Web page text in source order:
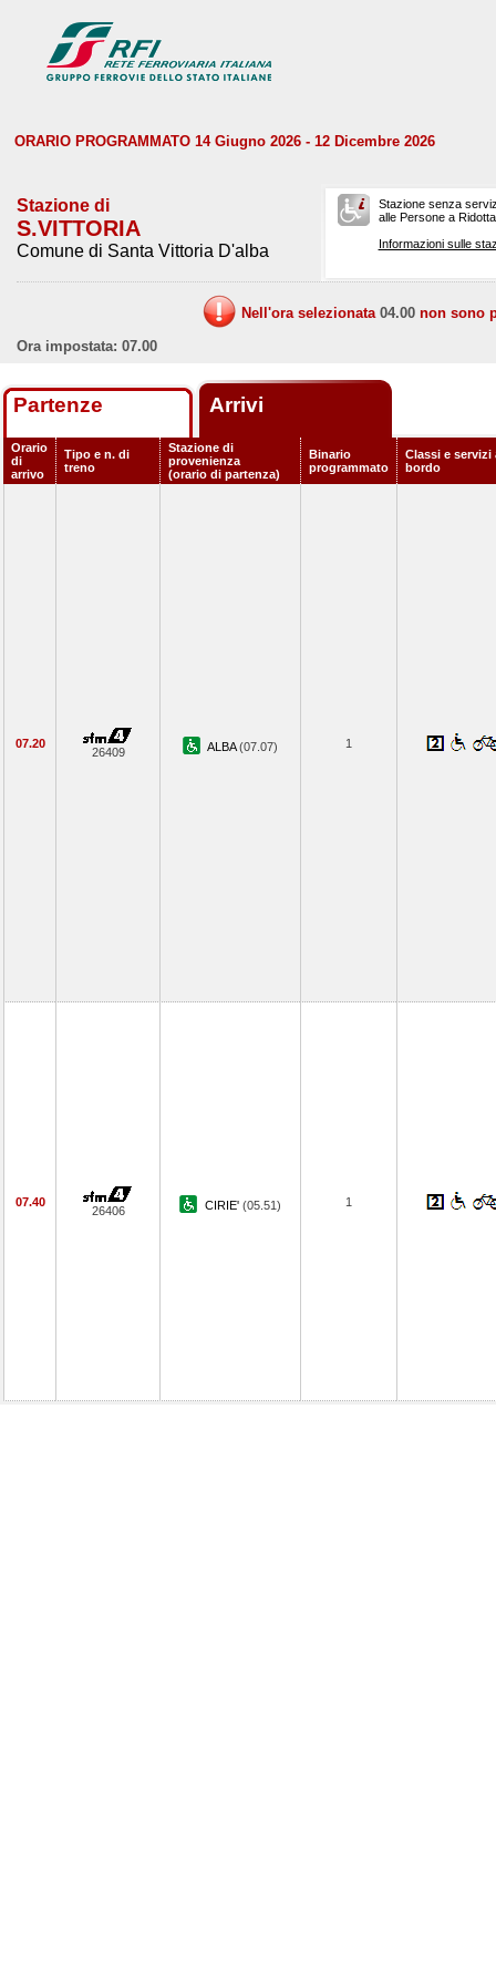
ORARIO PROGRAMMATO 14 Giugno 2026 - 12 Dicembre 2026
Stazione di
S.VITTORIA
Comune di Santa Vittoria D'alba
Stazione senza
alle Persone a
Informazioni sulle
Nell'ora selezionata 04.00 non sono
Ora impostata: 07.00
Partenze Arrivi
Orario
di
arrivo
Tipo e n. di
treno
Stazione di
provenienza
(orario di partenza)
Binario
programmato
Classi e servizi
bordo
07.20
26409 ALBA(07.07) 1
07.40
26406 CIRIE' (05.51) 1